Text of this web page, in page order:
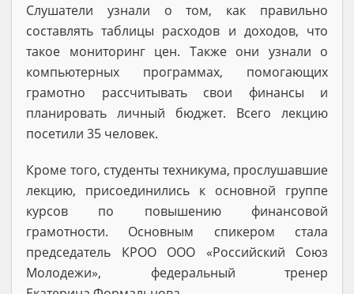
Слушатели узнали о том, как правильно
составлять таблицы расходов и доходов, что
такое мониторинг цен. Также они узнали о
компьютерных программах, помогающих
грамотно рассчитывать свои финансы и
планировать личный бюджет. Всего лекцию
посетили 35 человек.
Кроме того, студенты техникума, прослушавшие
лекцию, присоединились к основной группе
курсов по повышению финансовой
грамотности. Основным спикером стала
председатель КРОО ООО «Российский Союз
Молодежи», федеральный тренер